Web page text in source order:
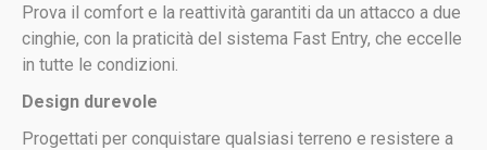
Prova il comfort e la reattività garantiti da un attacco a due
cinghie, con la praticità del sistema Fast Entry, che eccelle
in tutte le condizioni.
Design durevole
Progettati per conquistare qualsiasi terreno e resistere a